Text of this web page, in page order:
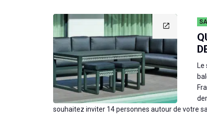
Le
souhaitez inviter 14 personnes autour de votre